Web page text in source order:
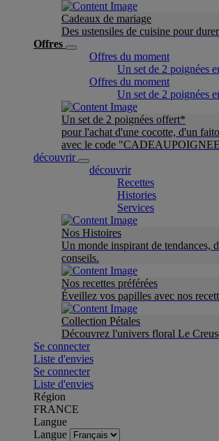
Cadeaux de mariage
Des ustensiles de cuisine pour
Offres
Offres du moment
Un set de 2 poignées
Offres du moment
Un set de 2 poignées
Un set de 2 poignées offert*
pour l'achat d'une cocotte, d'un
avec le code
découvrir
découvrir
Recettes
Histories
Services
Nos Histoires
Un monde inspirant de tendances,
conseils.
Nos recettes préférées
Éveillez vos papilles avec nos
Collection Pétales
Découvrez l'univers floral Le
Se connecter
Liste d'envies
Se connecter
Liste d'envies
Région
FRANCE
Langue
Langue